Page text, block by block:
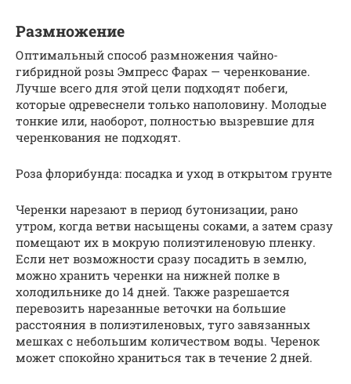
Размножение
Оптимальный способ размножения чайно-
гибридной розы Эмпресс Фарах — черенкование.
Лучше всего для этой цели подходят побеги,
которые одревеснели только наполовину. Молодые
тонкие или, наоборот, полностью вызревшие для
черенкования не подходят.
Роза флорибунда: посадка и уход в открытом грунте
Черенки нарезают в период бутонизации, рано
утром, когда ветви насыщены соками, а затем сразу
помещают их в мокрую полиэтиленовую пленку.
Если нет возможности сразу посадить в землю,
можно хранить черенки на нижней полке в
холодильнике до 14 дней. Также разрешается
перевозить нарезанные веточки на большие
расстояния в полиэтиленовых, туго завязанных
мешках с небольшим количеством воды. Черенок
может спокойно храниться так в течение 2 дней.